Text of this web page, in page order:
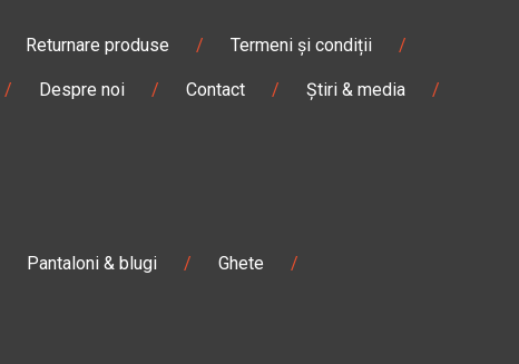
Returnare produse / Termeni și condiții /
/ Despre noi / Contact / Știri & media /
Pantaloni & blugi / Ghete /